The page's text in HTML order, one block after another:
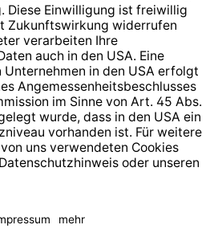
Mehrwertsteuer zzgl.
angegeben.